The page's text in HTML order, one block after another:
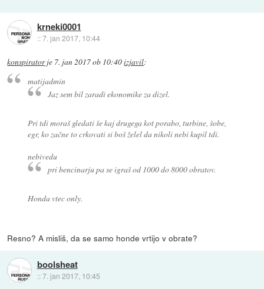
krneki0001
::7. jan 2017, 10:44
konspiratorje 7. jan 2017 ob 10:40izjavil:
matijadmin
Jaz sem bil zaradi ekonomike za dizel.
Pri tdi moraš gledati še kaj drugega kot porabo, turbine, šobe,
egr, ko začne to crkovati si boš želel da nikoli nebi kupil tdi.
nebivedu
pri bencinarju pa se igraš od 1000 do 8000 obratov.
Honda vtec only.
Resno? A misliš, da se samo honde vrtijo v obrate?
boolsheat
::7. jan 2017, 10:45